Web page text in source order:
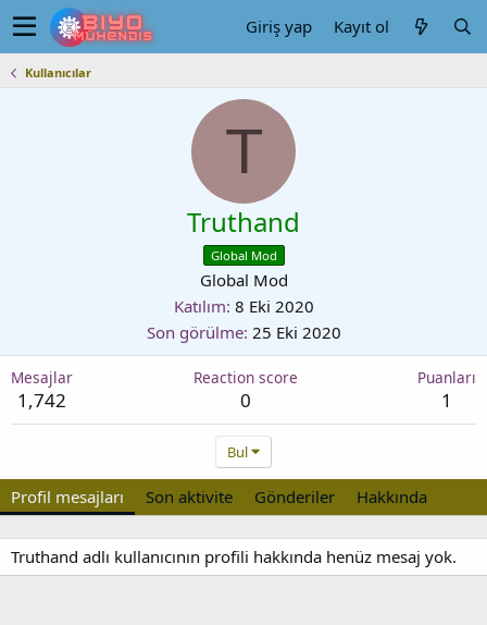
Giriş yap Kayıt ol
Kullanıcılar
T
Truthand
Global Mod
Global Mod
Katılım 8 Eki 2020
Son görülme 25 Eki 2020
Mesajlar
1,742
Reaction score
0
Puanları
1
Bul
Profil mesajları Son aktivite Gönderiler Hakkında
Truthand adlı kullanıcının profili hakkında henüz mesaj yok.